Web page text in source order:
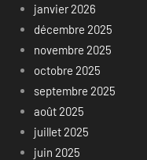
janvier 2026
décembre 2025
novembre 2025
octobre 2025
septembre 2025
août 2025
juillet 2025
juin 2025